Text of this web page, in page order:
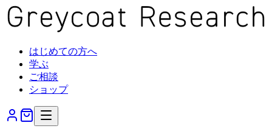
はじめての方へ
学ぶ
ご相談
ショップ